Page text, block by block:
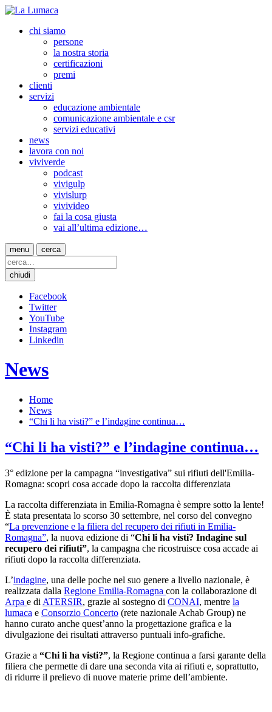
chi siamo
persone
la nostra storia
certificazioni
premi
clienti
servizi
educazione ambientale
comunicazione ambientale e csr
servizi educativi
news
lavora con noi
viviverde
podcast
vivigulp
vivislurp
vivivideo
fai la cosa giusta
vai all’ultima edizione…
menu cerca
chiudi
Facebook
Twitter
YouTube
Instagram
Linkedin
News
Home
News
“Chi li ha visti?” e l’indagine continua…
“Chi li ha visti?” e l’indagine continua…
3° edizione per la campagna “investigativa” sui rifiuti dell'Emilia-
Romagna: scopri cosa accade dopo la raccolta differenziata
La raccolta differenziata in Emilia-Romagna è sempre sotto la lente!
È stata presentata lo scorso 30 settembre, nel corso del convegno
“La prevenzione e la filiera del recupero dei rifiuti in Emilia-
Romagna”, la nuova edizione di “Chi li ha visti? Indagine sul
recupero dei rifiuti”, la campagna che ricostruisce cosa accade ai
rifiuti dopo la raccolta differenziata.
L’indagine, una delle poche nel suo genere a livello nazionale, è
realizzata dalla Regione Emilia-Romagna con la collaborazione di
Arpa e di ATERSIR, grazie al sostegno di CONAI, mentre la
lumaca e Consorzio Concerto (rete nazionale Achab Group) ne
hanno curato anche quest’anno la progettazione grafica e la
divulgazione dei risultati attraverso puntuali info-grafiche.
Grazie a “Chi li ha visti?”, la Regione continua a farsi garante della
filiera che permette di dare una seconda vita ai rifiuti e, soprattutto,
di ridurre il prelievo di nuove materie prime dell’ambiente.